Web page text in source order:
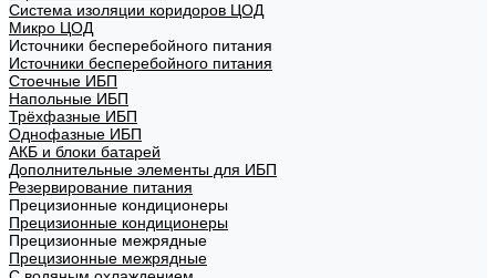
Система изоляции коридоров ЦОД
Микро ЦОД
Источники бесперебойного питания
Источники бесперебойного питания
Стоечные ИБП
Напольные ИБП
Трёхфазные ИБП
Однофазные ИБП
АКБ и блоки батарей
Дополнительные элементы для ИБП
Резервирование питания
Прецизионные кондиционеры
Прецизионные кондиционеры
Прецизионные межрядные
Прецизионные межрядные